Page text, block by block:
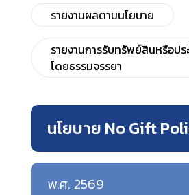
รายงานผลตามนโยบาย
รายงานการรับทรัพย์สินหรือปร
โดยธรรมจรรยา
นโยบาย No Gift
พ.ศ. 2569